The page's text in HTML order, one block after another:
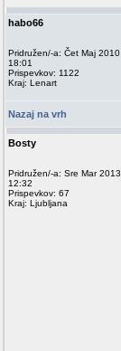
habo66
Pridružen/-a: Čet Maj 2010
18:01
Prispevkov: 1122
Kraj: Lenart
Nazaj na vrh
Bosty
Pridružen/-a: Sre Mar 2013
12:32
Prispevkov: 67
Kraj: Ljubljana